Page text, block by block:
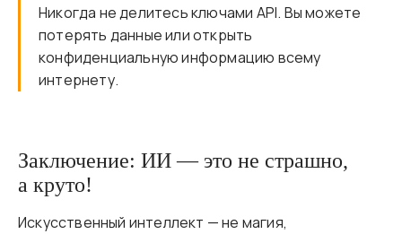
Никогда не делитесь ключами API. Вы можете
потерять данные или открыть
конфиденциальную информацию всему
интернету.
Заключение: ИИ — это не страшно,
а круто!
Искусственный интеллект — не магия,